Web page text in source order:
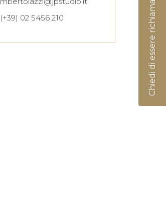
(+39) 02 5456 210
Chiedi di essere richiamato